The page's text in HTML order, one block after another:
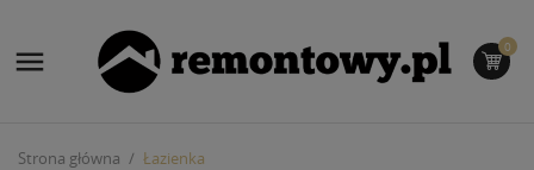
 0
Strona główna Łazienka